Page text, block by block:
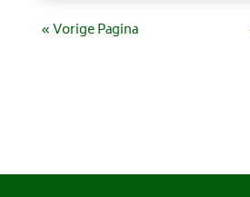
« Vorige Pagina